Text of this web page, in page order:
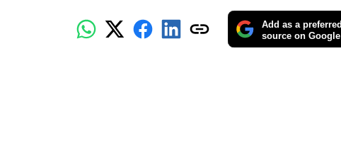
Add as a preferred
source on Google